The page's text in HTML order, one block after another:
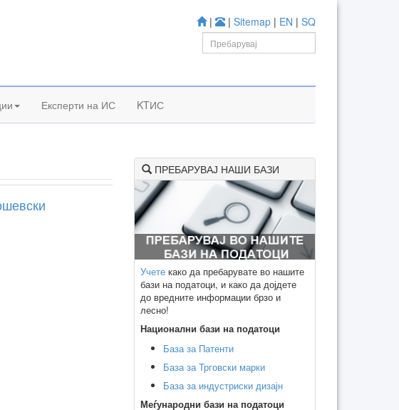
| | Sitemap | EN | SQ
Експерти на ИС KTИС
ПРЕБАРУВАЈ НАШИ БАЗИ
Учете како да пребарувате во нашите
бази на податоци, и како да дојдете
до вредните информации брзо и
лесно!
Национални бази на податоци
База за Патенти
База за Трговски марки
База за индустриски дизајн
Меѓународни бази на податоци